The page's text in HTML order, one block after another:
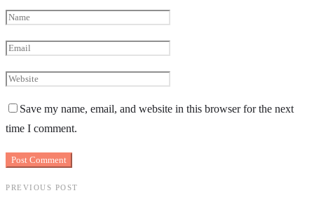
Save my name, email, and website in this browser for the next
time I comment.
PREVIOUS POST